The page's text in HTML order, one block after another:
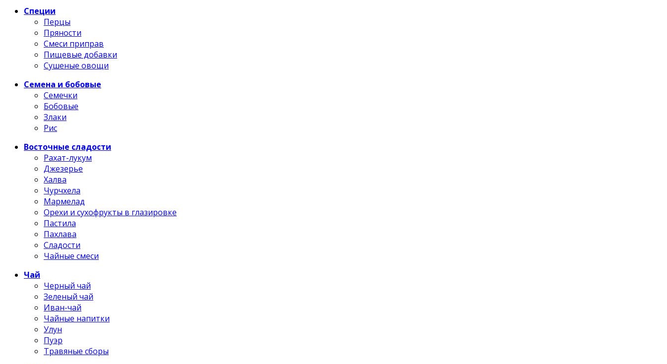
Специи
Перцы
Пряности
Смеси приправ
Пищевые добавки
Сушеные овощи
Семена и бобовые
Семечки
Бобовые
Злаки
Рис
Восточные сладости
Рахат-лукум
Джезерье
Халва
Чурчхела
Мармелад
Орехи и сухофрукты в глазировке
Пастила
Пахлава
Сладости
Чайные смеси
Чай
Черный чай
Зеленый чай
Иван-чай
Чайные напитки
Улун
Пуэр
Травяные сборы